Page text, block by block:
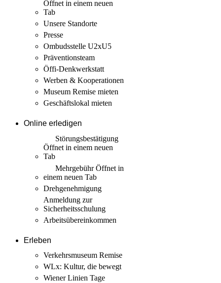
Öffnet in einem neuen
Tab
Unsere Standorte
Presse
Ombudsstelle U2xU5
Präventionsteam
Öffi-Denkwerkstatt
Werben & Kooperationen
Museum Remise mieten
Geschäftslokal mieten
Online erledigen
Störungs­bestätigung
Öffnet in einem neuen
Tab
MehrgebührÖffnet in
einem neuen Tab
Drehgenehmigung
Anmeldung zur
Sicherheits­schulung
Arbeits­übereinkommen
Erleben
Verkehrsmuseum Remise
WLx: Kultur, die bewegt
Wiener Linien Tage